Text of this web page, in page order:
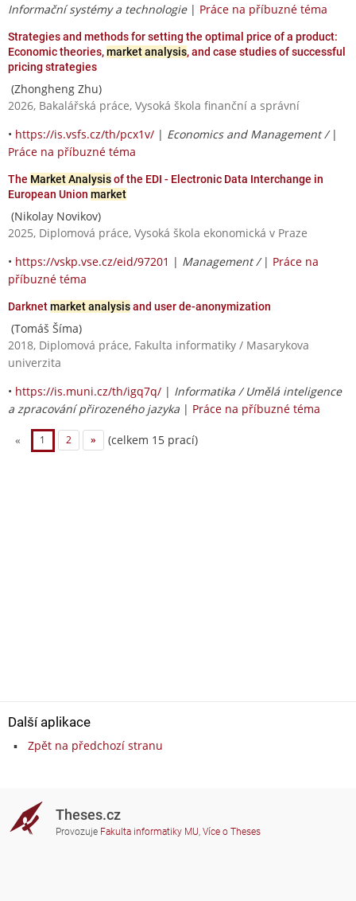
Informační systémy a technologie| Práce na příbuzné téma
Strategies and methods for setting the optimal price of a product:
Economic theories,market analysis, and case studies of successful
pricing strategies
(Zhongheng Zhu)
2026, Bakalářská práce, Vysoká škola finanční a správní
• https://is.vsfs.cz/th/pcx1v/ | Economics and Management / |
Práce na příbuzné téma
The Market Analysisof the EDI - Electronic Data Interchange in
European Union market
(Nikolay Novikov)
2025, Diplomová práce, Vysoká škola ekonomická v Praze
• https://vskp.vse.cz/eid/97201 | Management / | Práce na
příbuzné téma
Darknetmarket analysisand user de-anonymization
(Tomáš Šíma)
2018, Diplomová práce, Fakulta informatiky / Masarykova
univerzita
• https://is.muni.cz/th/igq7q/ | Informatika / Umělá inteligence
a zpracování přirozeného jazyka | Práce na příbuzné téma
« 1 2 » (celkem 15 prací)
Další aplikace
Zpět na předchozí stranu
Theses.cz
Provozuje Fakulta informatiky MU, Více o Theses